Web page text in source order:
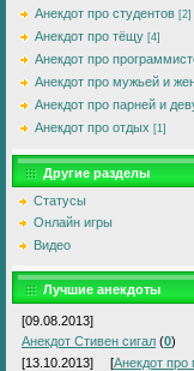
Анекдот про студентов [2]
Анекдот про тёщу [4]
Анекдот про
Анекдот про мужьей и
Анекдот про парней и
Анекдот про отдых [1]
Другие разделы
Статусы
Онлайн игры
Видео
Лучшие анекдоты
[09.08.2013]
Анекдот Стивен сигал (0)
[13.10.2013]
[Анекдот